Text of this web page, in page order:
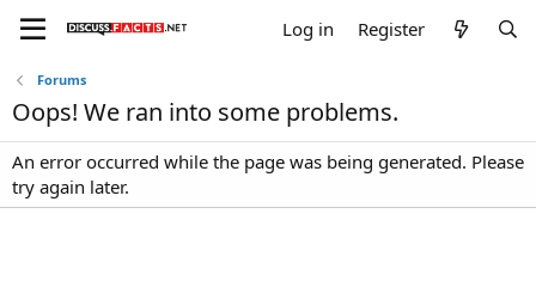
Log in Register
Forums
Oops! We ran into some problems.
An error occurred while the page was being generated. Please
try again later.